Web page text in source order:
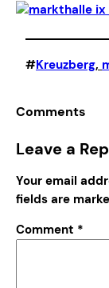
#Kreuzberg,
Comments
Leave a
Your email
fields are
Comment *